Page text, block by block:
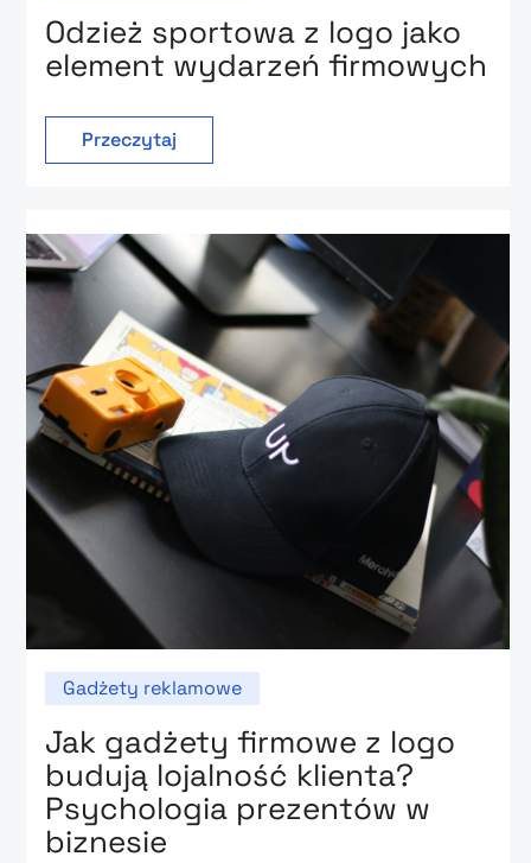
Odzież sportowa z logo jako
element wydarzeń firmowych
Przeczytaj
Gadżety reklamowe
Jak gadżety firmowe z logo
budują lojalność klienta?
Psychologia prezentów w
biznesie